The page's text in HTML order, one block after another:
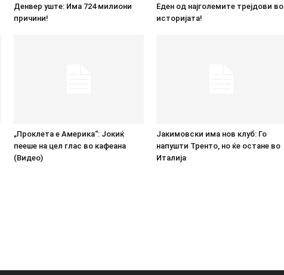
Денвер уште: Има 724 милиони
причини!
Еден од најголемите трејдови во
историјата!
„Проклета е Америка“: Јокиќ
пееше на цел глас во кафеана
(Видео)
Јакимовски има нов клуб: Го
напушти Тренто, но ќе остане во
Италија